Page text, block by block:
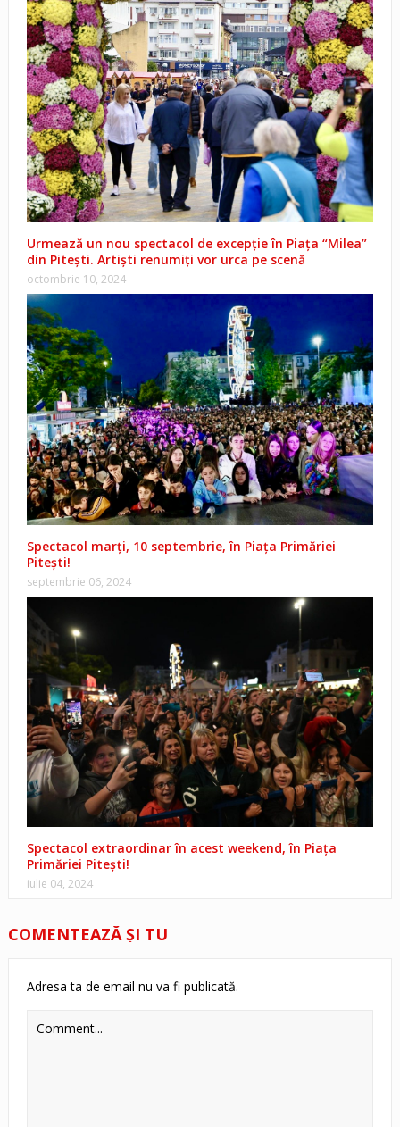
Urmează un nou spectacol de excepție în Piața “Milea”
din Pitești. Artiști renumiți vor urca pe scenă
octombrie 10, 2024
Spectacol marți, 10 septembrie, în Piața Primăriei
Pitești!
septembrie 06, 2024
Spectacol extraordinar în acest weekend, în Piața
Primăriei Pitești!
iulie 04, 2024
COMENTEAZĂ ŞI TU
Adresa ta de email nu va fi publicată.